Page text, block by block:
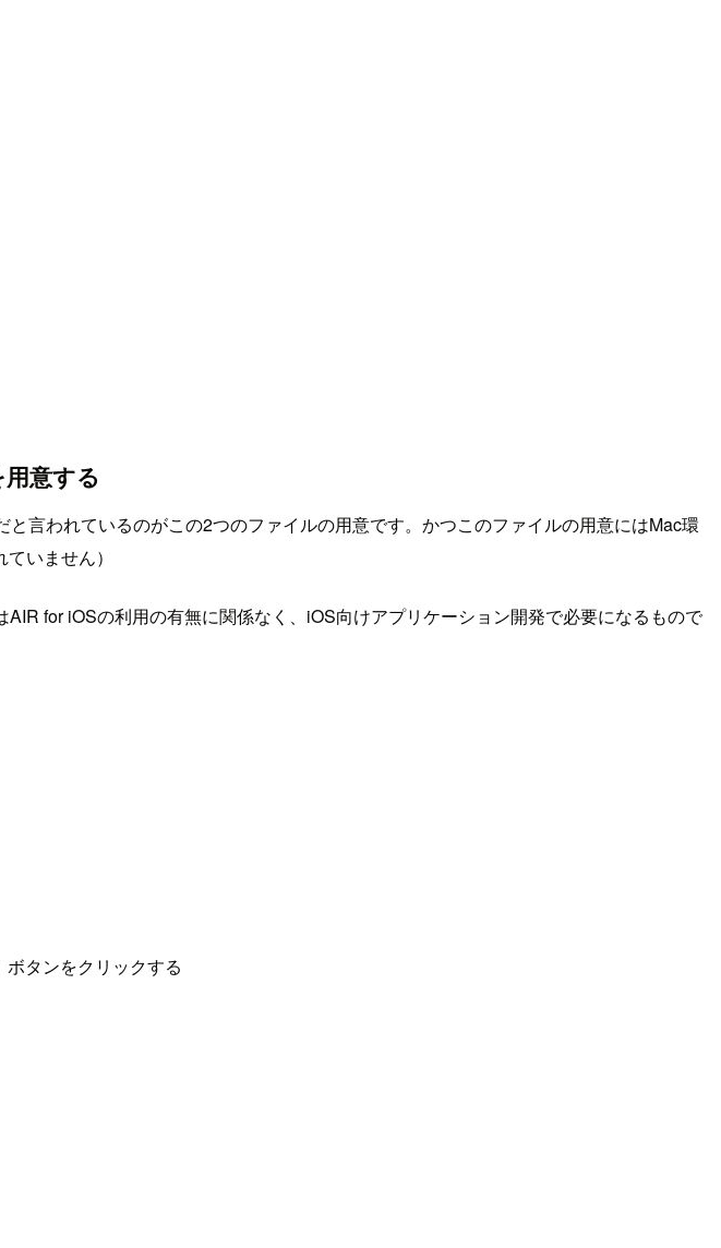
意する
言われているのがこの2つのファイルの用意です。かつこのファイルの用意にはMac環
いません）
for iOSの利用の有無に関係なく、iOS向けアプリケーション開発で必要になるもので
タンをクリックする